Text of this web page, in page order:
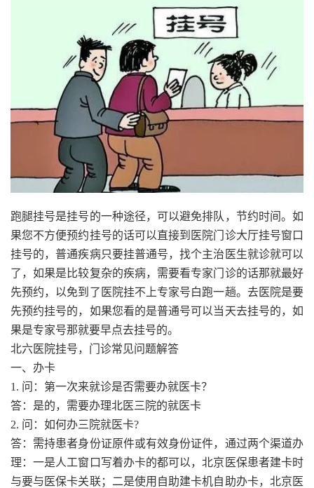
跑腿挂号是挂号的一种途径，可以避免排队，节约时间。如
果您不方便预约挂号的话可以直接到医院门诊大厅挂号窗口
挂号的，普通疾病只要挂普通号，找个主治医生就诊就可以
了，如果是比较复杂的疾病，需要看专家门诊的话那就最好
先预约，以免到了医院挂不上专家号白跑一趟。去医院是要
先预约挂号的，如果您看的是普通号可以当天去挂号的，如
果是专家号那就要早点去挂号的。
北六医院挂号，门诊常见问题解答
一、办卡
1. 问：第一次来就诊是否需要办就医卡？
答：是的，需要办理北医三院的就医卡
2. 问：如何办三院就医卡?
答：需持患者身份证原件或有效身份证件，通过两个渠道办
理：一是人工窗口写着办卡的都可以，北京医保患者建卡时
与要与医保卡关联；二是使用自助建卡机自助办卡，北京医